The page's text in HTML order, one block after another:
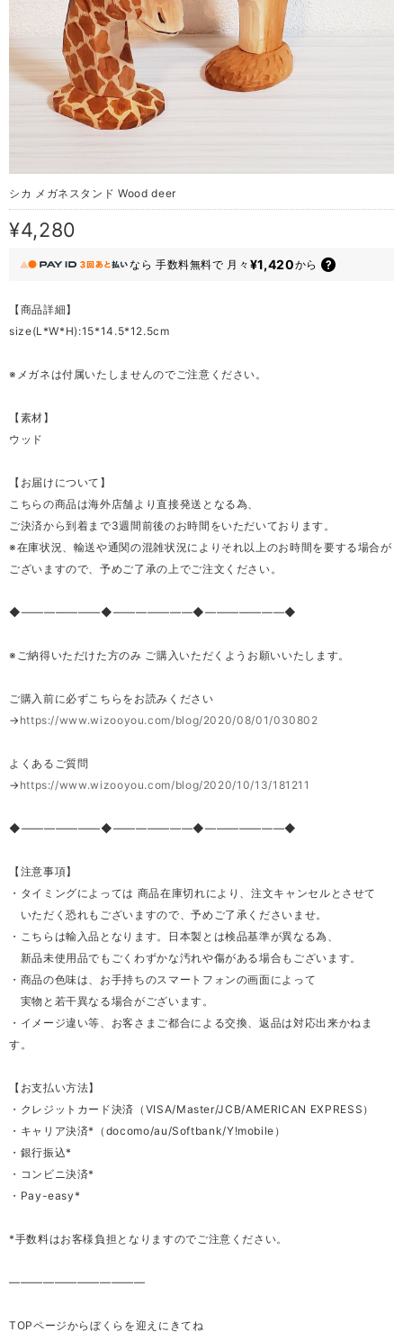
シカ メガネスタンド Wood deer
¥4,280
なら 手数料無料で 月々 ¥1,420から
【商品詳細】
size(L*W*H):15*14.5*12.5cm
※メガネは付属いたしませんのでご注意ください。
【素材】
ウッド
【お届けについて】
こちらの商品は海外店舗より直接発送となる為、
ご決済から到着まで3週間前後のお時間をいただいております。
※在庫状況、輸送や通関の混雑状況によりそれ以上のお時間を要する場合が
ございますので、予めご了承の上でご注文ください。
◆―――――――◆―――――――◆―――――――◆
※ご納得いただけた方のみ ご購入いただくようお願いいたします。
ご購入前に必ずこちらをお読みください
→ https://www.wizooyou.com/blog/2020/08/01/030802
よくあるご質問
→ https://www.wizooyou.com/blog/2020/10/13/181211
◆―――――――◆―――――――◆―――――――◆
【注意事項】
・タイミングによっては 商品在庫切れにより、注文キャンセルとさせて
いただく恐れもございますので、予めご了承くださいませ。
・こちらは輸入品となります。日本製とは検品基準が異なる為、
新品未使用品でもごくわずかな汚れや傷がある場合もございます。
・商品の色味は、お手持ちのスマートフォンの画面によって
実物と若干異なる場合がございます。
・イメージ違い等、お客さまご都合による交換、返品は対応出来かねま
す。
【お支払い方法】
・クレジットカード決済（VISA/Master/JCB/AMERICAN EXPRESS）
・キャリア決済*（docomo/au/Softbank/Y!mobile）
・銀行振込*
・コンビニ決済*
・Pay-easy*
*手数料はお客様負担となりますのでご注意ください。
————————————
TOPページからぼくらを迎えにきてね